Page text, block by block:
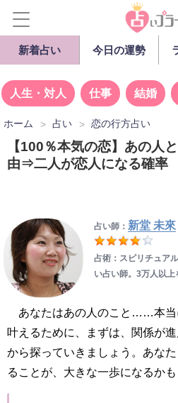
新着占い 今日の運勢
人生・対人 仕事 結婚
ホーム 占い 恋の行方占い
【100％本気の恋】あの人
由⇒二人が恋人になる確率
占い師： 新堂 未來
占術：スピリチュア
い占い師。3万人以上
あなたはあの人のこと……本当
叶えるために、まずは、関係が
から探っていきましょう。あな
ることが、大きな一歩になるかも